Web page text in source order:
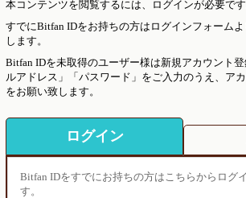
本コンテンツを閲覧するには、ログインが必要です
すでにBitfan IDをお持ちの方はログインフォーム
します。
Bitfan IDを未取得のユーザー様は新規アカウント
ルアドレス」「パスワード」をご入力のうえ、ア
をお願い致します。
ログイン
Bitfan IDをすでにお持ちの方はこちらからログ
す。